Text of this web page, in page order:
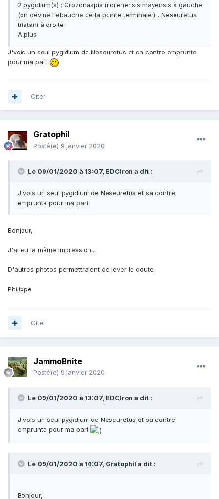
2 pygidium(s) : Crozonaspis morenensis mayensis à gauche
(on devine l'ébauche de la pointe terminale ) , Neseuretus
tristani à droite .
A plus
J'vois un seul pygidium de Neseuretus et sa contre emprunte
pour ma part
Citer
Gratophil
Posté(e) 9 janvier 2020
Le 09/01/2020 à 13:07, BDCIron a dit :
J'vois un seul pygidium de Neseuretus et sa contre
emprunte pour ma part
Bonjour,
J'ai eu la même impression...
D'autres photos permettraient de lever le doute.
Philippe
Citer
JammoBnite
Posté(e) 9 janvier 2020
Le 09/01/2020 à 13:07, BDCIron a dit :
J'vois un seul pygidium de Neseuretus et sa contre
emprunte pour ma part
Le 09/01/2020 à 14:07, Gratophil a dit :
Bonjour,